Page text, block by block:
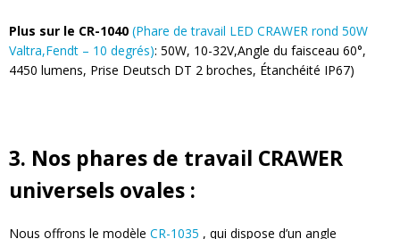
Plus sur le CR-1040 (Phare de travail LED CRAWER rond 50W
Valtra,Fendt – 10 degrés): 50W, 10-32V,Angle du faisceau 60°,
4450 lumens, Prise Deutsch DT 2 broches, Étanchéité IP67)
3. Nos phares de travail CRAWER
universels ovales :
Nous offrons le modèle CR-1035 , qui dispose d’un angle